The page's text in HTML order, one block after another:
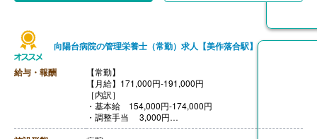
向陽台病院の管理栄養士（常勤）求人【美作落合駅】
給与・報酬
【常勤】
【月給】171,000円-191,000円
［内訳］
・基本給 154,000円-174,000円
・調整手当 3,000円
・特殊手当 1,000円